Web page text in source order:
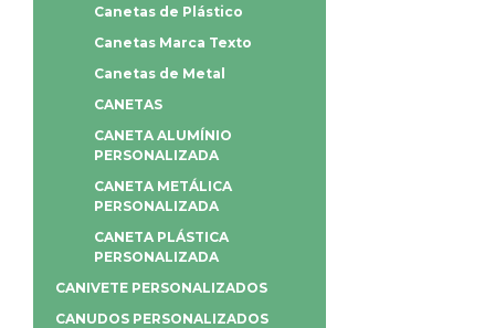
Canetas de Plástico
Canetas Marca Texto
Canetas de Metal
CANETAS
CANETA ALUMÍNIO
PERSONALIZADA
CANETA METÁLICA
PERSONALIZADA
CANETA PLÁSTICA
PERSONALIZADA
CANIVETE PERSONALIZADOS
CANUDOS PERSONALIZADOS